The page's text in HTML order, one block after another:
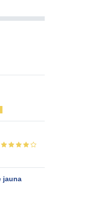
jauna